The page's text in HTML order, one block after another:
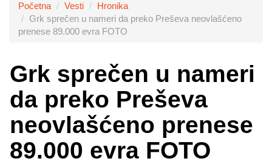
Početna Vesti
Hronika
Grk sprečen u nameri da preko Preševa neovlašćeno
prenese 89.000 evra FOTO
Grk sprečen u nameri
da preko Preševa
neovlašćeno prenese
89.000 evra FOTO